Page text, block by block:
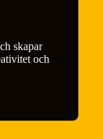
skapar
och